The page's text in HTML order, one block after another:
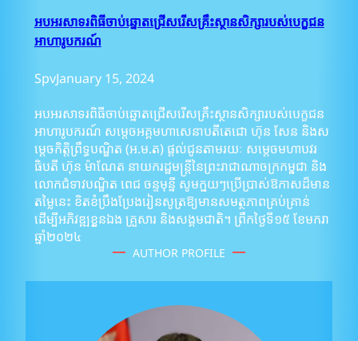
អបអរសាទរពិធីចាប់ឆ្នោតជ្រើសរើសគ្រឹះស្ថានសិក្សារបស់បេក្ខជន
អាហារូបករណ៍
SpvJanuary 15, 2024
អបអរសាទរពិធីចាប់ឆ្នោតជ្រើសរើសគ្រឹះស្ថានសិក្សារបស់បេក្ខជន
អាហារូបករណ៍ សម្តេចអគ្គមហាសេនាបតីតេជោ ហ៊ុន សែន និងស
ម្តេចកិត្តិព្រឹទ្ធបណ្ឌិត (អ.ម.ត) ផ្ដល់ជូនតាមរយៈ សម្តេចមហាបវរ
ធិបតី ហ៊ុន ម៉ាណែត នាយករដ្ឋមន្រ្តីនៃព្រះរាជាណាចក្រកម្ពុជា និង
លោកជំទាវបណ្ឌិត ពេជ ចន្ទមុន្នី សូមក្មួយៗប្រើប្រាស់ឱកាសដ៏មាន
តម្លៃនេះ ខិតខំប្រឹងប្រែងរៀនសូត្រឱ្យមានសមត្ថភាពគ្រប់គ្រាន់
ដើម្បីអភិវឌ្ឍខ្លួនឯង គ្រួសារ និងសង្គមជាតិ។ ព្រឹកថ្ងៃទី១៥ ខែមករា
ឆ្នាំ២០២៤
AUTHOR PROFILE